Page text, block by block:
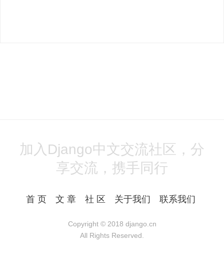
加入Django中文交流社区，分
享交流，携手同行
首 页 文 章 社 区 关于我们 联系我们
Copyright © 2018 django.cn
All Rights Reserved.